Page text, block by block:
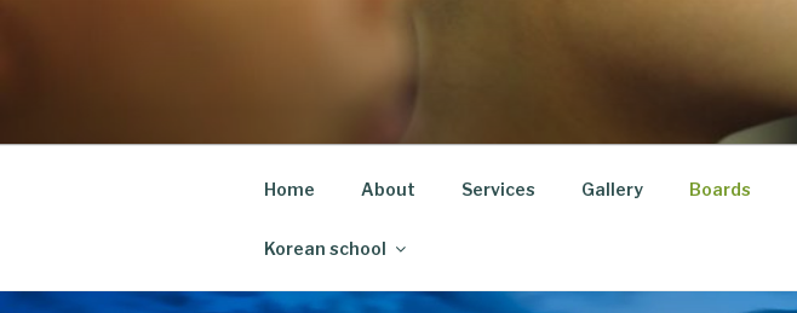
Home About Services Gallery Boards
Korean school